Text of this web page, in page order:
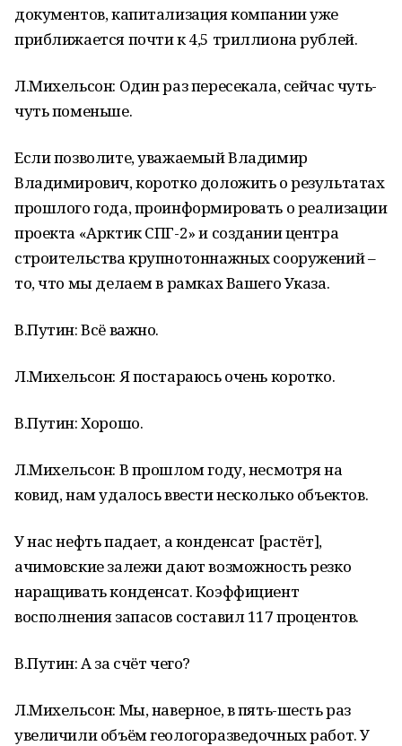
документов, капитализация компании уже
приближается почти к 4,5 триллиона рублей.
Л.Михельсон: Один раз пересекала, сейчас чуть-
чуть поменьше.
Если позволите, уважаемый Владимир
Владимирович, коротко доложить о результатах
прошлого года, проинформировать о реализации
проекта «Арктик СПГ-2» и создании центра
строительства крупнотоннажных сооружений –
то, что мы делаем в рамках Вашего Указа.
В.Путин: Всё важно.
Л.Михельсон: Я постараюсь очень коротко.
В.Путин: Хорошо.
Л.Михельсон: В прошлом году, несмотря на
ковид, нам удалось ввести несколько объектов.
У нас нефть падает, а конденсат [растёт],
ачимовские залежи дают возможность резко
наращивать конденсат. Коэффициент
восполнения запасов составил 117 процентов.
В.Путин: А за счёт чего?
Л.Михельсон: Мы, наверное, в пять-шесть раз
увеличили объём геологоразведочных работ. У